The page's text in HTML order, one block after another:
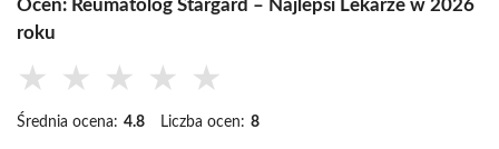
Oceń: Reumatolog Stargard – Najlepsi Lekarze w 2026
roku
★ ★ ★ ★ ★
Średnia ocena: 4.8 Liczba ocen: 8